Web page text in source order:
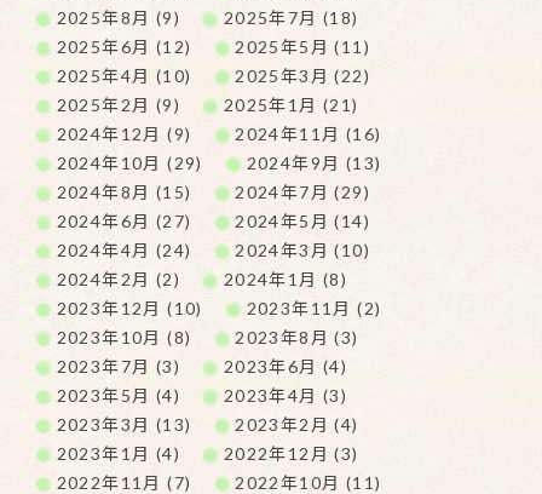
2025年8月 (9)
2025年7月 (18)
2025年6月 (12)
2025年5月 (11)
2025年4月 (10)
2025年3月 (22)
2025年2月 (9)
2025年1月 (21)
2024年12月 (9)
2024年11月 (16)
2024年10月 (29)
2024年9月 (13)
2024年8月 (15)
2024年7月 (29)
2024年6月 (27)
2024年5月 (14)
2024年4月 (24)
2024年3月 (10)
2024年2月 (2)
2024年1月 (8)
2023年12月 (10)
2023年11月 (2)
2023年10月 (8)
2023年8月 (3)
2023年7月 (3)
2023年6月 (4)
2023年5月 (4)
2023年4月 (3)
2023年3月 (13)
2023年2月 (4)
2023年1月 (4)
2022年12月 (3)
2022年11月 (7)
2022年10月 (11)